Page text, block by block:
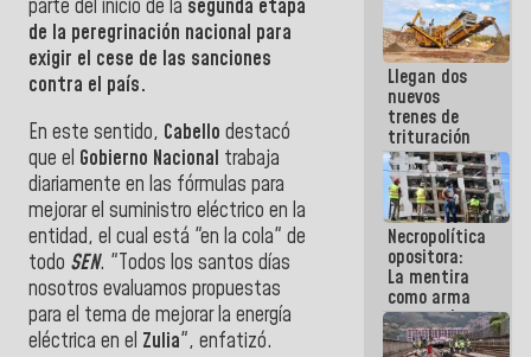
parte del inicio de la segunda etapa
de la peregrinación nacional para
exigir el cese de las sanciones
contra el país.
En este sentido, Cabello destacó
que el Gobierno Nacional trabaja
diariamente en las fórmulas para
mejorar el suministro eléctrico en la
entidad, el cual está "en la cola" de
todo SEN. "Todos los santos días
nosotros evaluamos propuestas
para el tema de mejorar la energía
eléctrica en el Zulia", enfatizó.
que escribes
porque lo
que haces
es
embarrarla
Llegan dos
nuevos
trenes de
trituración
para
optimizar
manejo de
escombros
en La Guaira
Necropolítica
opositora:
La mentira
como arma
contra el
Pueblo